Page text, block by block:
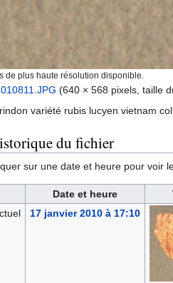
de plus haute résolution disponible.
(640 × 568 pixels, taille
variété rubis lucyen vietnam
du fichier
sur une date et heure pour voir
Date et heure
17 janvier 2010 à 17:10